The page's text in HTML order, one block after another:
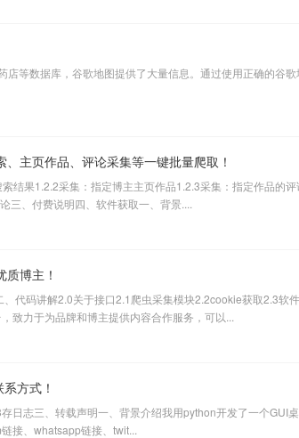
等数据库，谷歌地图提供了大量信息。通过使用正确的谷
主页作品、评论采集等一键批量爬取！
结果1.2.2采集：指定博主主页作品1.2.3采集：指定作品的
三、付费说明四、软件获取一、背景....
博主！
代码讲解2.0关于接口2.1爬虫采集模块2.2cookie获取2.3
致力于为品牌和博主提供内容合作服务，可以...
方式！
日志三、转载声明一、背景介绍我用python开发了一个GUI
接、whatsapp链接、twit...